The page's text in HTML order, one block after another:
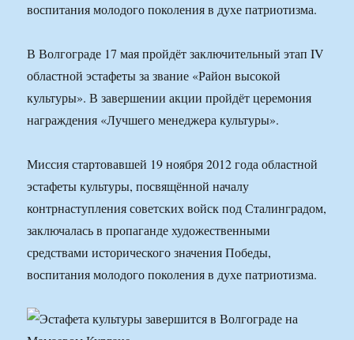
воспитания молодого поколения в духе патриотизма.
В Волгограде 17 мая пройдёт заключительный этап IV
областной эстафеты за звание «Район высокой
культуры». В завершении акции пройдёт церемония
награждения «Лучшего менеджера культуры».
Миссия стартовавшей 19 ноября 2012 года областной
эстафеты культуры, посвящённой началу
контрнаступления советских войск под Сталинградом,
заключалась в пропаганде художественными
средствами исторического значения Победы,
воспитания молодого поколения в духе патриотизма.